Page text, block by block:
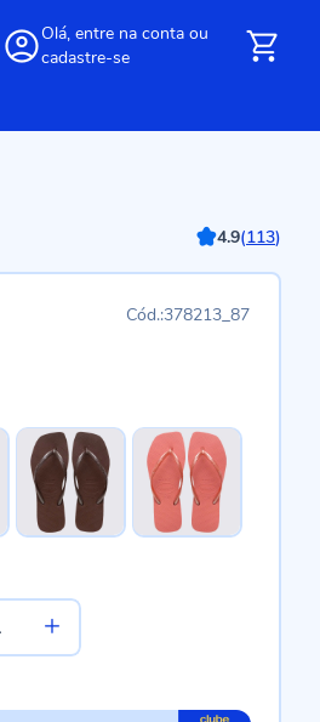
Olá, entre na conta ou
cadastre-se
4.9(113)
378213_87